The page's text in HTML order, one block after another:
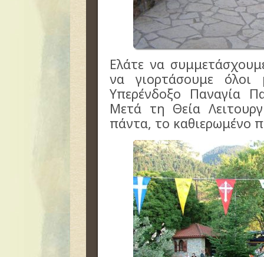
Ελάτε να
να γιορτάσουμε όλοι
Υπερένδοξο Παναγία
Μετά τη Θεία
πάντα, το καθιερωμένο